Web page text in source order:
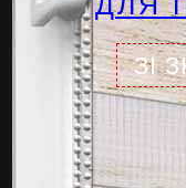
ЗІ